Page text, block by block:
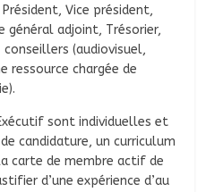
Vice président,
général adjoint, Trésorier,
(audiovisuel,
ressource chargée de
sont individuelles et
candidature, un curriculum
carte de membre actif de
d’une expérience d’au